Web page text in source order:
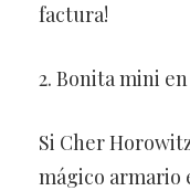
factura!
2. Bonita mini
Si Cher
mágico armario